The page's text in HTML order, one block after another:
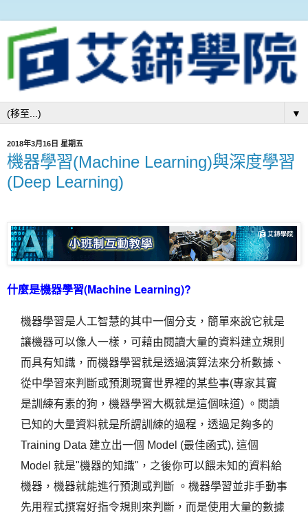
▼
2018年3月16日 星期五
機器學習(Machine Learning)與深度學習
(Deep Learning)
什麼是機器學習(Machine Learning)?
機器學習是人工智慧的其中一個分支，簡單來說它就是
讓機器可以像人一樣，可藉由閱讀大量的資料建立規則
而具有知識，而機器學習就是透過演算法來分析數據、
從中學習來判斷或預測現實世界裡的某些事(專家其實
是訓練有素的狗，機器學習大概就是這個味道) 。閱讀
已知的大量資料就是所謂訓練的過程，透過足夠多的
Training Data 建立出一個 Model (最佳函式), 這個
Model 就是"機器的知識"，之後你可以餵未知的資料給
機器，機器就能進行預測或判斷 。機器學習並非手動事
先用程式撰寫好指令規則來判斷，而是使用大量的數據